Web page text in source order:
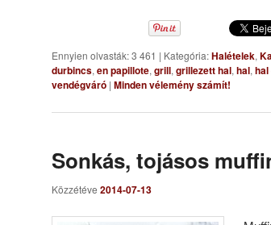
Ennyien olvasták: 3 461 | Kategória:Halételek,
durbincs,en papillote,grill,grillezett hal,hal,
vendégváró | Minden vélemény számít!
Sonkás, tojásos
Közzétéve 2014-07-13